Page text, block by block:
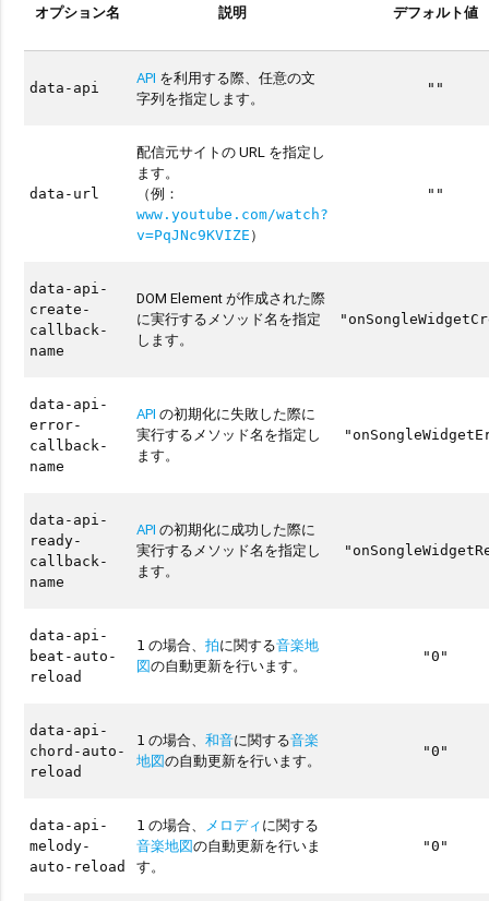
オプション名 説明 デフォルト値
data-api
API を利用する際、任意の文
字列を指定します。
""
data-url
配信元サイトの URL を指定し
ます。
（例：
www.youtube.com/watch?
v=PqJNc9KVIZE ）
""
data-api-
create-
callback-
name
DOM Element が作成された際
に実行するメソッド名を指定
します。
data-api-
error-
callback-
name
API の初期化に失敗した際に
実行するメソッド名を指定し
ます。
data-api-
ready-
callback-
name
API の初期化に成功した際に
実行するメソッド名を指定し
ます。
data-api-
beat-auto-
reload
1 の場合、拍に関する音楽地
図の自動更新を行います。
"0"
data-api-
chord-auto-
reload
1 の場合、和音に関する音楽
地図の自動更新を行います。
"0"
data-api-
melody-
auto-reload
1 の場合、 メロディに関する
音楽地図の自動更新を行いま
す。
"0"